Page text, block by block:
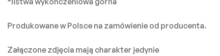
Produkowane w Polsce na zamówienie od producenta.
Załączone zdjęcia mają charakter jedynie